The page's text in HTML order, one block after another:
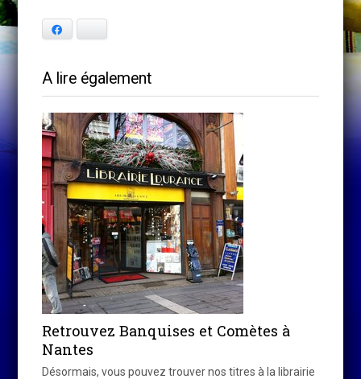
A lire également
Retrouvez Banquises et Comètes à
Nantes
Désormais, vous pouvez trouver nos titres à la librairie